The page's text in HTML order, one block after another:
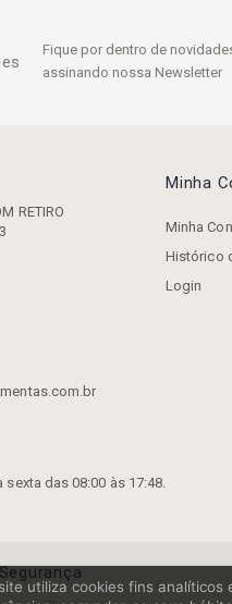
BMT
Parafuso De
Fique por dentro de
assinando nossa Newsletter
RETIRO
Minha
Minha
Histórico
Login
das 08:00 às 17:48.
utiliza cookies fins